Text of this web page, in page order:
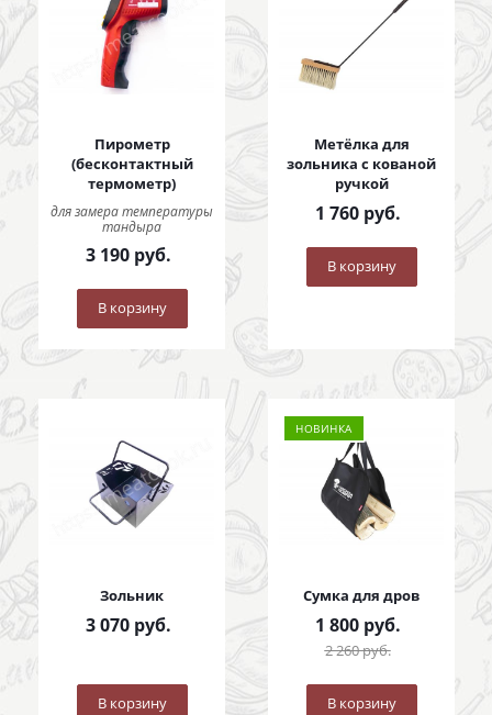
Пирометр
(бесконтактный
термометр)
для замера температуры
тандыра
3 190руб.
В корзину
Метёлка для
зольника с кованой
ручкой
1 760руб.
В корзину
Зольник
3 070руб.
В корзину
НОВИНКА
Сумка для дров
1 800руб.
2 260руб.
В корзину